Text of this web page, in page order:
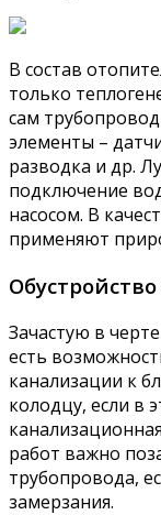
В состав
только
сам
элементы –
разводка и др.
подключение
насосом. В
применяют
Зачастую в
есть
канализации к
колодцу, если в
работ важно
трубопровода,
замерзания.